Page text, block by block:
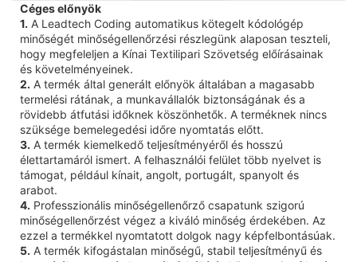
Céges előnyök
1. A Leadtech Coding automatikus kötegelt kódológép
minőségét minőségellenőrzési részlegünk alaposan teszteli,
hogy megfeleljen a Kínai Textilipari Szövetség előírásainak
és követelményeinek.
2. A termék által generált előnyök általában a magasabb
termelési rátának, a munkavállalók biztonságának és a
rövidebb átfutási időknek köszönhetők. A terméknek nincs
szüksége bemelegedési időre nyomtatás előtt.
3. A termék kiemelkedő teljesítményéről és hosszú
élettartamáról ismert. A felhasználói felület több nyelvet is
támogat, például kínait, angolt, portugált, spanyolt és
arabot.
4. Professzionális minőségellenőrző csapatunk szigorú
minőségellenőrzést végez a kiváló minőség érdekében. Az
ezzel a termékkel nyomtatott dolgok nagy képfelbontásúak.
5. A termék kifogástalan minőségű, stabil teljesítményű és